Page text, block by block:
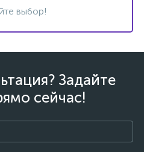
выбор!
Задайте
сейчас!